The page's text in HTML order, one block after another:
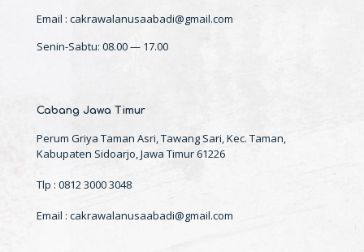
Email : cakrawalanusaabadi@gmail.com
Senin-Sabtu: 08.00 — 17.00
Cabang Jawa Timur
Perum Griya Taman Asri, Tawang Sari, Kec. Taman,
Kabupaten Sidoarjo, Jawa Timur 61226
Tlp : 0812 3000 3048
Email : cakrawalanusaabadi@gmail.com